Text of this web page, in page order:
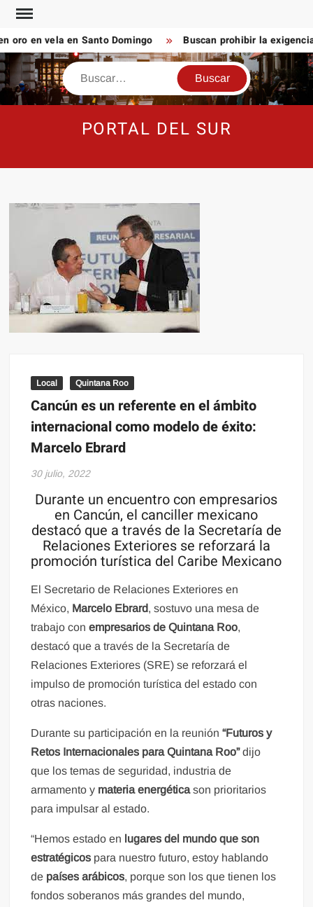
Saltar
contenido
en vela en Santo Domingo Buscan prohibir la
Buscar
PORTAL DEL SUR
Local Quintana Roo
Cancún es un referente en el ámbito
internacional como modelo de éxito:
Marcelo Ebrard
30 julio, 2022
Durante un encuentro con empresarios
en Cancún, el canciller mexicano
destacó que a través de la Secretaría de
Relaciones Exteriores se reforzará la
promoción turística del Caribe Mexicano
El Secretario de Relaciones Exteriores en
México, Marcelo Ebrard, sostuvo una mesa de
trabajo conempresarios de Quintana Roo,
destacó que a través de la Secretaría de
Relaciones Exteriores (SRE) se reforzará el
impulso de promoción turística del estado con
otras naciones.
Durante su participación en la reunión“Futuros y
Retos Internacionales para Quintana Roo”dijo
que los temas de seguridad, industria de
armamento y materia energéticason prioritarios
para impulsar al estado.
“Hemos estado en lugares del mundo que son
estratégicos para nuestro futuro, estoy hablando
de países arábicos, porque son los que tienen los
fondos soberanos más grandes del mundo,